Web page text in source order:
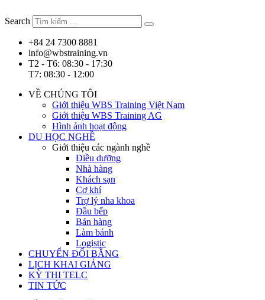
đến
dung
Search
+84 24 7300 8881
info@wbstraining.vn
T2 - T6: 08:30 - 17:30
T7: 08:30 - 12:00
VỀ CHÚNG TÔI
Giới thiệu WBS Training Việt Nam
Giới thiệu WBS Training AG
Hình ảnh hoạt động
DU HỌC NGHỀ
Giới thiệu các ngành nghề
Điều dưỡng
Nhà hàng
Khách sạn
Cơ khí
Trợ lý nha khoa
Đầu bếp
Bán hàng
Làm bánh
Logistic
CHUYỂN ĐỔI BẰNG
LỊCH KHAI GIẢNG
KỲ THI TELC
TIN TỨC